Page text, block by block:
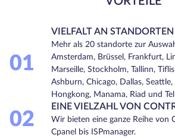
01
VIELFALT AN STANDORTEN
Mehr als 20 standorte zur
Amsterdam, Brüssel, Frankfurt,
Marseille, Stockholm, Tallinn,
Ashburn, Chicago, Dallas,
Hongkong, Manama, Riad und
02
EINE VIELZAHL VON
Wir bieten eine ganze Reihe von
Cpanel bis ISPmanager.